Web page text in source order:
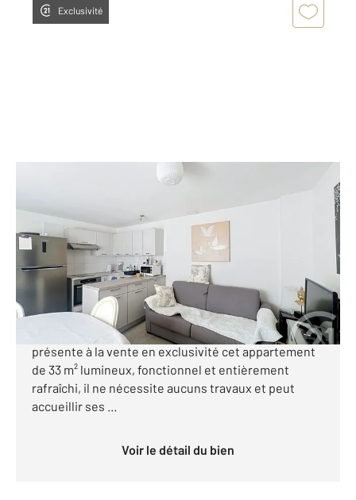
Exclusivité
Ref : 846
Appartement F2 à vendre
264 999 €
[ARCACHON Saint-Ferdinand T2 33 m² Terrasse 16 m²
Sans travaux] CENTURY 21 Duprat & Associés vous
présente à la vente en exclusivité cet appartement
de 33 m² lumineux, fonctionnel et entièrement
rafraîchi, il ne nécessite aucuns travaux et peut
accueillir ses ...
Voir le détail du bien